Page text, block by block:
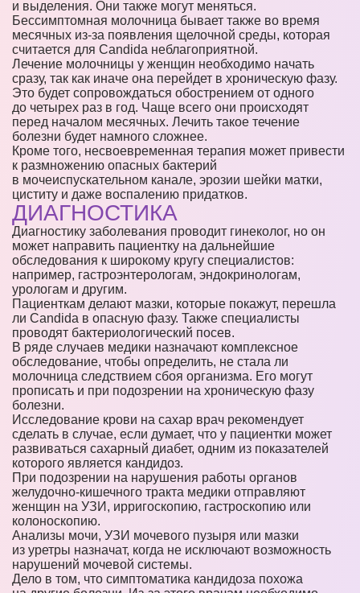
и выделения. Они также могут меняться.
Бессимптомная молочница бывает также во время
месячных из-за появления щелочной среды, которая
считается для Candida неблагоприятной.
Лечение молочницы у женщин необходимо начать
сразу, так как иначе она перейдет в хроническую фазу.
Это будет сопровождаться обострением от одного
до четырех раз в год. Чаще всего они происходят
перед началом месячных. Лечить такое течение
болезни будет намного сложнее.
Кроме того, несвоевременная терапия может привести
к размножению опасных бактерий
в мочеиспускательном канале, эрозии шейки матки,
циститу и даже воспалению придатков.
ДИАГНОСТИКА
Диагностику заболевания проводит гинеколог, но он
может направить пациентку на дальнейшие
обследования к широкому кругу специалистов:
например, гастроэнтерологам, эндокринологам,
урологам и другим.
Пациенткам делают мазки, которые покажут, перешла
ли Candida в опасную фазу. Также специалисты
проводят бактериологический посев.
В ряде случаев медики назначают комплексное
обследование, чтобы определить, не стала ли
молочница следствием сбоя организма. Его могут
прописать и при подозрении на хроническую фазу
болезни.
Исследование крови на сахар врач рекомендует
сделать в случае, если думает, что у пациентки может
развиваться сахарный диабет, одним из показателей
которого является кандидоз.
При подозрении на нарушения работы органов
желудочно-кишечного тракта медики отправляют
женщин на УЗИ, ирригоскопию, гастроскопию или
колоноскопию.
Анализы мочи, УЗИ мочевого пузыря или мазки
из уретры назначат, когда не исключают возможность
нарушений мочевой системы.
Дело в том, что симптоматика кандидоза похожа